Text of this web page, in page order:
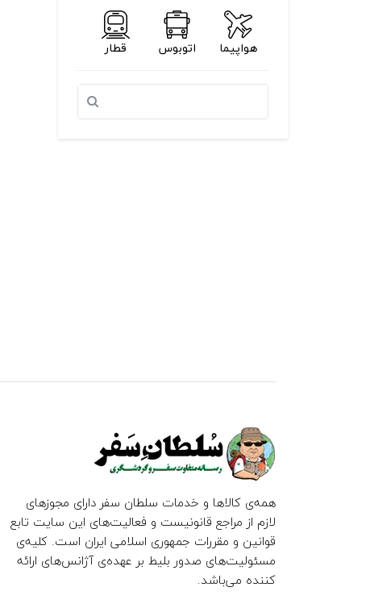
هواپیما اتوبوس قطار
همه‌ی کالاها و خدمات سلطان سفر دارای مجوزهای
لازم از مراجع قانونیست و فعالیت‌های این سایت تابع
قوانین و مقررات جمهوری اسلامی ایران است. کلیه‌ی
مسئولیت‌های صدور بلیط بر عهده‌ی آژانس‌های ارائه
کننده می‌باشد.